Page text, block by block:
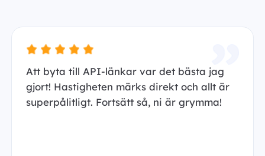
Att byta till API-länkar var det bästa jag
gjort! Hastigheten märks direkt och allt är
superpålitligt. Fortsätt så, ni är grymma!